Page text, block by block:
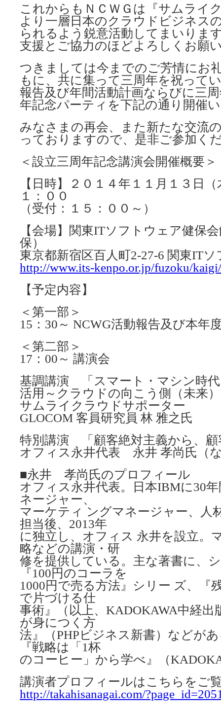
これからもＮＣＷＧは『サムライ
より一層日本のクラウドビジネス
られるよう鋭意活動してまいりま
支援とご協力のほどよろしくお願
つきましては今までのご芳情にお
もに、共に集って三周年を祝って
報告及び年間活動計画ならびに三
年記念パーティを下記の通り開催
みなさまの再会、また新たな交流
っておりますので、是非ご参加く
＜設立三周年記念講演会開催概要＞
【日時】２０１４年１１月１３日
１：００
（受付：１５：００～）
【会場】関東ITソフトウェア健保
保）
東京都新宿区百人町2-27-6 関東IT
http://www.its-kenpo.or.jp/fuzoku/
【予定内容】
＜第一部＞
15：30～ NCWG活動報告及び本年
＜第二部＞
17：00～ 講演会
基調講演 「スマート・マシン時
活用～クラウドの向こう側（未来
サムライクラウドサポーター
GLOCOM 客員研究員 林 雅之氏
特別講演 「顧客絶対主義から、顧
オフィス永井代表 永井 孝尚氏（
■永井 孝尚氏のプロフィール
オフィス永井代表。日本IBMに30
ネージャー、
マーケティ ングマネージャー、人
担当後、2013年
に独立し、オフィス 永井を設立。
略などの講演・研
修を提供している。主な著書に、
『100円のコーラを
1000円で売る方法』シリー ズ、『
で片づける仕
事術』（以上、KADOKAWA中経出
が身につく方
法』（PHPビジネス新書）などが
『戦略は「1杯
のコーヒー」から学べ』（
講演者プロフィールはこちらをご
http://takahisanagai.com/